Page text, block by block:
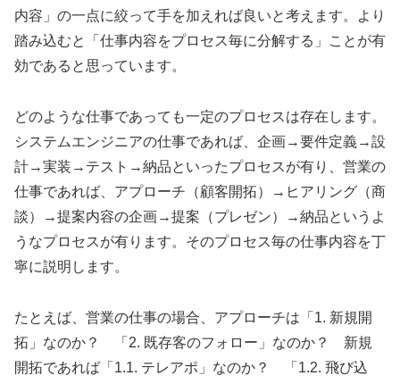
内容」の一点に絞って手を加えれば良いと考えます。より
踏み込むと「仕事内容をプロセス毎に分解する」ことが有
効であると思っています。
どのような仕事であっても一定のプロセスは存在します。
システムエンジニアの仕事であれば、企画→要件定義→設
計→実装→テスト→納品といったプロセスが有り、営業の
仕事であれば、アプローチ（顧客開拓）→ヒアリング（商
談）→提案内容の企画→提案（プレゼン）→納品というよ
うなプロセスが有ります。そのプロセス毎の仕事内容を丁
寧に説明します。
たとえば、営業の仕事の場合、アプローチは「1. 新規開
拓」なのか？ 「2. 既存客のフォロー」なのか？ 新規
開拓であれば「1.1. テレアポ」なのか？ 「1.2. 飛び込